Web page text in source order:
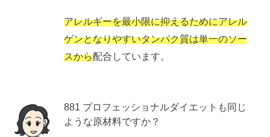
アレルギーを最小限に抑えるためにアレル
ゲンとなりやすいタンパク質は単一のソー
スから配合しています。
881 プロフェッショナルダイエットも同じ
ような原材料ですか？